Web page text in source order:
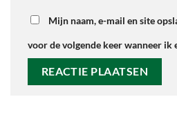
Mijn naam, e-mail en site
voor de volgende keer wanneer ik